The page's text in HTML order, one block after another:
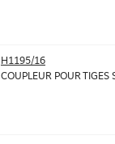
H1195/16
COUPLEUR POUR TIGES